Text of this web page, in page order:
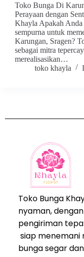
Toko Bunga Di
Perayaan dengan
Khayla Apakah Anda
sempurna untuk
Karungan, Sragen?
sebagai mitra
merealisasikan…
toko khayla
Toko Bunga
nyaman,
pengiriman
siap menemani
bunga segar